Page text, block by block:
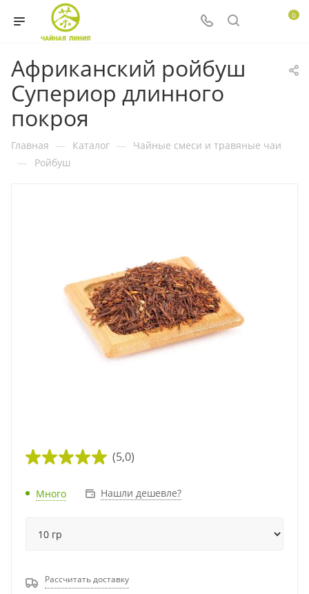
0
Африканский ройбуш
Супериор длинного
покроя
Главная — Каталог — Чайные смеси и травяные чаи
— Ройбуш
(5,0)
Много Нашли дешевле?
Рассчитать доставку